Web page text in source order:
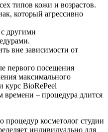
типов кожи и возрастов.
который агрессивно
другими
вне зависимости от
первого посещения
максимального
курс BioRePeel
– процедура длится
процедур косметолог студии
индивидуально для